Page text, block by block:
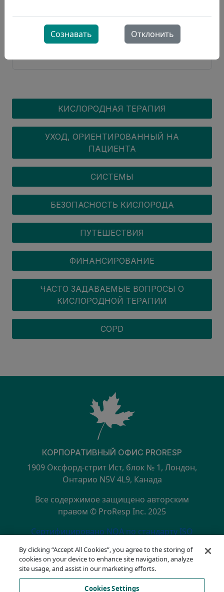
OXYGEN MENUКИСЛОРОДНАЯ ТЕРАПИЯ
УХОД, ОРИЕНТИРОВАННЫЙ НА
ПАЦИЕНТА
СИСТЕМЫ
БЕЗОПАСНОСТЬ КИСЛОРОДА
ПУТЕШЕСТВИЯ
ФИНАНСИРОВАНИЕ
ЧАСТО ЗАДАВАЕМЫЕ ВОПРОСЫ О
КИСЛОРОДНОЙ ТЕРАПИИ
COPD
КОРПОРАТИВНЫЙ ОФИС PRORESP
1909 Оксфорд-стрит Ист, блок № 1, Лондон,
Онтарио N5V 4L9, Канада
Все содержимое защищено авторским
правом © ProResp Inc. 2025
SECONDARY MENU
Сертифицировано NQA по стандарту ISO
политика конфиденциальности
Горячая линия по вопросам соответствия
Условия эксплуатации
Сознавать Отклонить
By clicking “Accept All Cookies”, you agree to the storing of
cookies on your device to enhance site navigation, analyze
site usage, and assist in our marketing efforts.
Cookies Settings